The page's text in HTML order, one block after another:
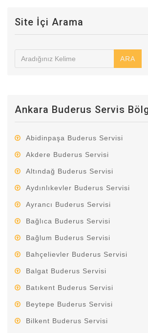
Site İçi Arama
ARA
Ankara Buderus Servis
Abidinpaşa Buderus Servisi
Akdere Buderus Servisi
Altındağ Buderus Servisi
Aydınlıkevler Buderus Servisi
Ayrancı Buderus Servisi
Bağlıca Buderus Servisi
Bağlum Buderus Servisi
Bahçelievler Buderus Servisi
Balgat Buderus Servisi
Batıkent Buderus Servisi
Beytepe Buderus Servisi
Bilkent Buderus Servisi